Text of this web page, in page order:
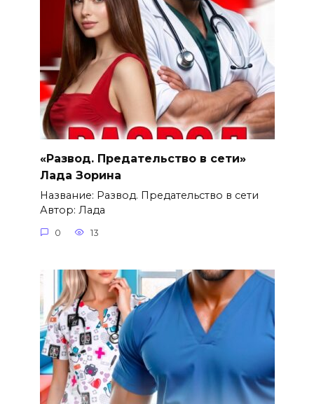
«Развод. Предательство в сети»
Лада Зорина
Название: Развод. Предательство в сети
Автор: Лада
0 13